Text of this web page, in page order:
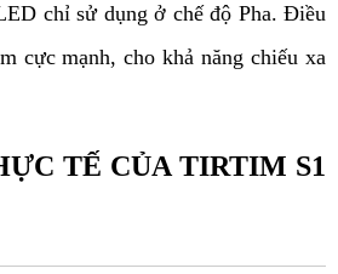
chỉ sử dụng ở chế độ Pha. Điều
cực mạnh, cho khả năng chiếu xa
TẾ CỦA TIRTIM S1